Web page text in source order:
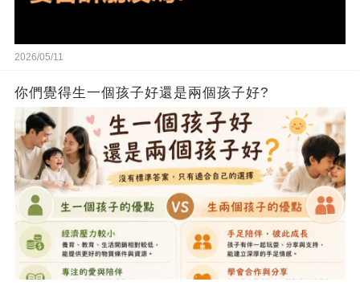
2026/05/11
你們覺得生一個孩子好還是兩個孩子好?